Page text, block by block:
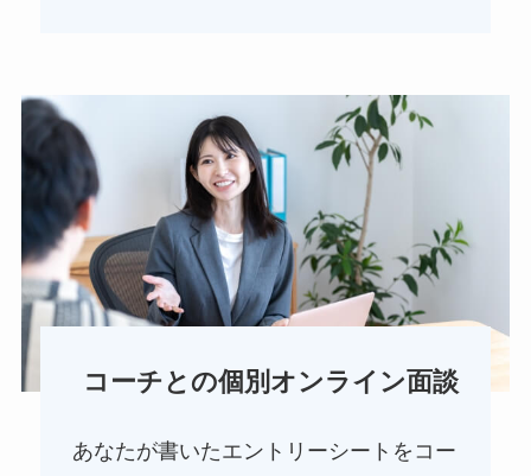
コーチとの個別オンライン面談
あなたが書いたエントリーシートをコー